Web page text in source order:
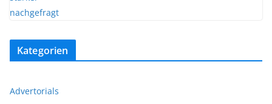
Kategorien
Advertorials